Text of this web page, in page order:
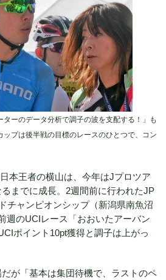
ーのデータ分析で調子の波を支配する！」も
プは後半戦の目標のレースのひとつで、コン
本王者の横山は、今年はJプロツア
までに成長。2週間前に行われたJP
チャンピオンシップ（新潟県南魚沼
週のUCIレース「おおいたアーバン
ポイント10pt獲得と調子は上がっ
が「基本は集団待機で、ラストのペ